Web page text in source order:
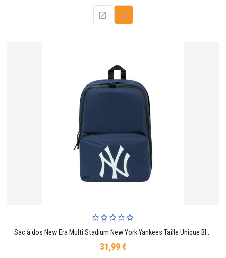
Sac à dos New Era Multi Stadium New York Yankees Taille Unique Bleu
31,99 €Prix